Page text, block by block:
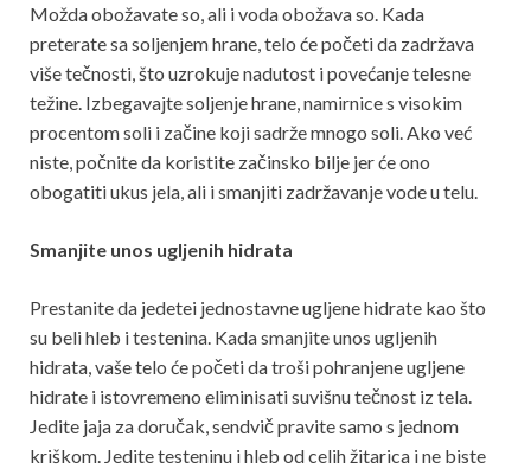
Možda obožavate so, ali i voda obožava so. Kada
preterate sa soljenjem hrane, telo će početi da zadržava
više tečnosti, što uzrokuje nadutost i povećanje telesne
težine. Izbegavajte soljenje hrane, namirnice s visokim
procentom soli i začine koji sadrže mnogo soli. Ako već
niste, počnite da koristite začinsko bilje jer će ono
obogatiti ukus jela, ali i smanjiti zadržavanje vode u telu.
Smanjite unos ugljenih hidrata
Prestanite da jedetei jednostavne ugljene hidrate kao što
su beli hleb i testenina. Kada smanjite unos ugljenih
hidrata, vaše telo će početi da troši pohranjene ugljene
hidrate i istovremeno eliminisati suvišnu tečnost iz tela.
Jedite jaja za doručak, sendvič pravite samo s jednom
kriškom. Jedite testeninu i hleb od celih žitarica i ne biste